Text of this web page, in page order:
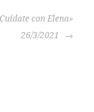
con Elena»
26/3/2021